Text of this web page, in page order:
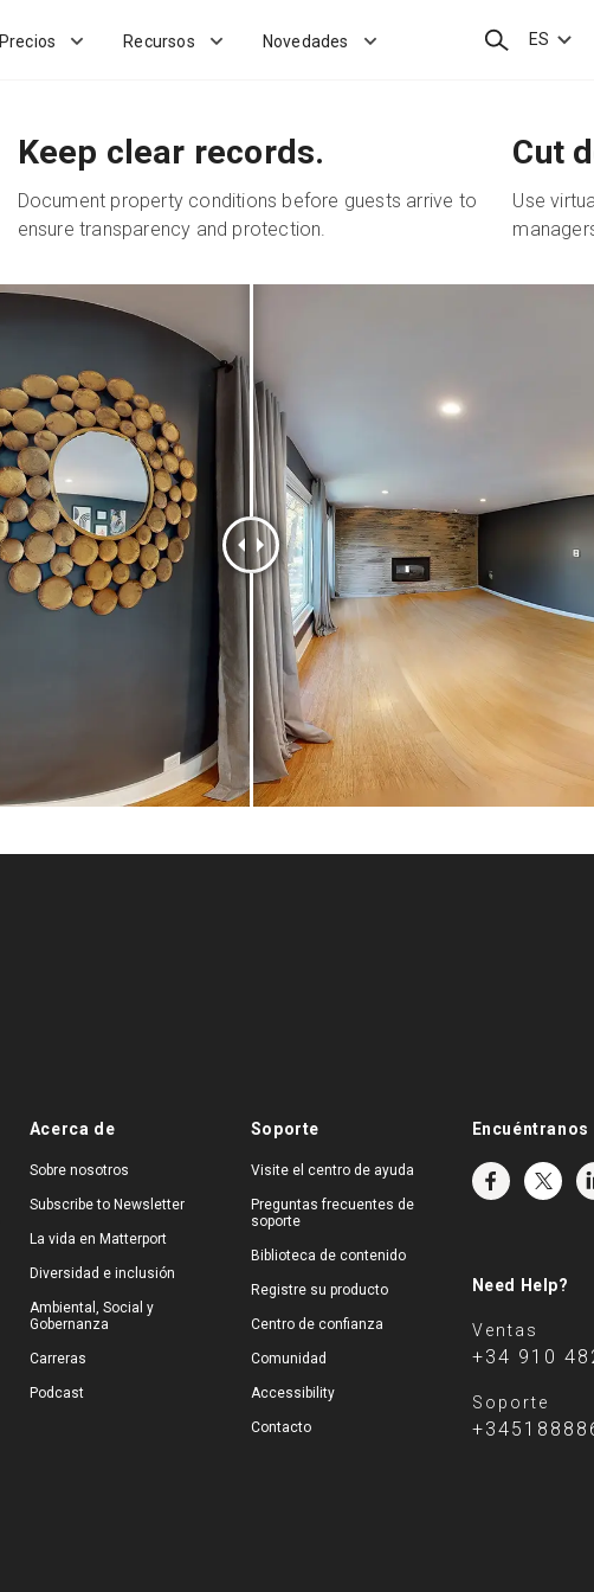
Precios Recursos Novedades BuscarES
Keep clear records.
Document property conditions before guests arrive to
ensure transparency and protection.
Cut
Use
Acerca de
Sobre nosotros
Subscribe to Newsletter
La vida en Matterport
Diversidad e inclusión
Ambiental, Social y
Gobernanza
Carreras
Podcast
Soporte
Visite el centro de ayuda
Preguntas frecuentes de
soporte
Biblioteca de contenido
Registre su producto
Centro de confianza
Comunidad
Accessibility
Contacto
Encuéntranos
Need Help?
Ventas
+34 910
Soporte